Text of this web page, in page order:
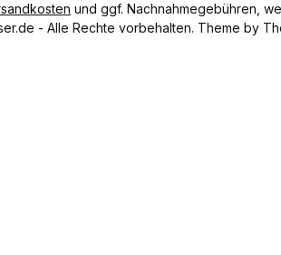
und ggf. Nachnahmegebühren,
- Alle Rechte vorbehalten. Theme by